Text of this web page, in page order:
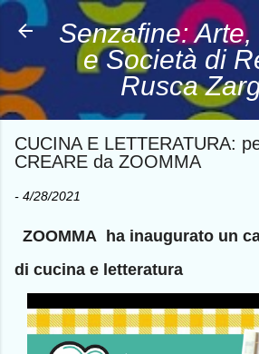
Passa ai contenuti
Senzafine:
e Società di
Rusca
CUCINA E LETTERATURA:
CREARE da ZOOMMA
- 4/28/2021
ZOOMMA ha inaugurato un
di cucina e letteratura